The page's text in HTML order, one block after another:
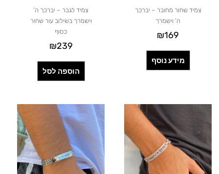
צמיד שחור מחובר – יברכך
ה’ וישמרך
₪169
מידע נוסף
צמיד לגבר – יברכך ה’
וישמרך בשילוב עור שחור
כסוף
₪239
הוספה לסל